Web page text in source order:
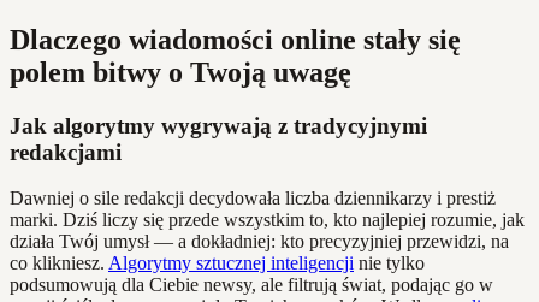
Dlaczego wiadomości online stały się
polem bitwy o Twoją uwagę
Jak algorytmy wygrywają z tradycyjnymi
redakcjami
Dawniej o sile redakcji decydowała liczba dziennikarzy i prestiż
marki. Dziś liczy się przede wszystkim to, kto najlepiej rozumie, jak
działa Twój umysł — a dokładniej: kto precyzyjniej przewidzi, na
co klikniesz. Algorytmy sztucznej inteligencji nie tylko
podsumowują dla Ciebie newsy, ale filtrują świat, podając go w